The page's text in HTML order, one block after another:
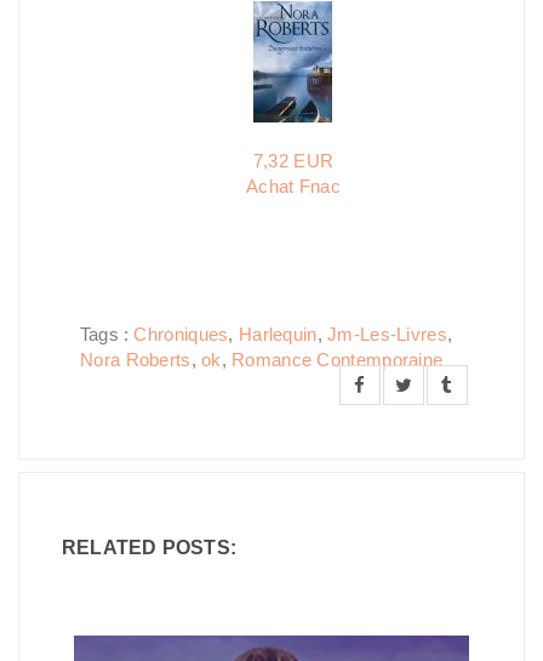
7,32 EUR
Achat Fnac
Tags :Chroniques, Harlequin,Jm-Les-Livres,
Nora Roberts,ok, Romance Contemporaine
RELATED POSTS: